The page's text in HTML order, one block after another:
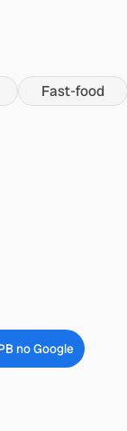
Fast-food
no Google